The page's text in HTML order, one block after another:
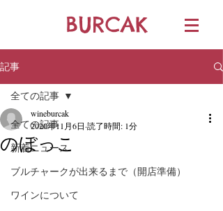
BURCAK
記事
全ての記事
新着ニュース
ブルチャークが出来るまで（開店準備）
ワインについて
全ての記事
のぼっこ
wineburcak
2020年11月6日 読了時間: 1分